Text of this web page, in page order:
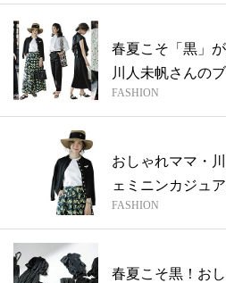
春夏こそ「黒」
川人未帆さんの
FASHION
おしゃれママ・
ェミニンカジュ
トで...
FASHION
春夏こそ黒！お